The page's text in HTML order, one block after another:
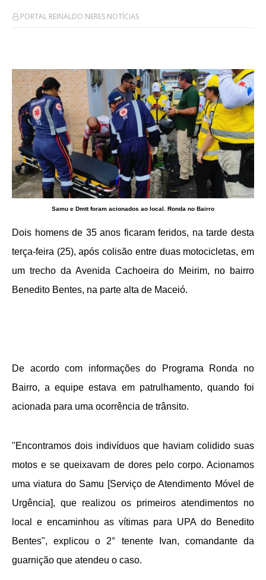
PORTAL REINALDO NERES NOTÍCIAS
Samu e Dmtt foram acionados ao local. Ronda no Bairro
Dois homens de 35 anos ficaram feridos, na tarde desta
terça-feira (25), após colisão entre duas motocicletas, em
um trecho da Avenida Cachoeira do Meirim, no bairro
Benedito Bentes, na parte alta de Maceió.
De acordo com informações do Programa Ronda no
Bairro, a equipe estava em patrulhamento, quando foi
acionada para uma ocorrência de trânsito.
"Encontramos dois indivíduos que haviam colidido suas
motos e se queixavam de dores pelo corpo. Acionamos
uma viatura do Samu [Serviço de Atendimento Móvel de
Urgência], que realizou os primeiros atendimentos no
local e encaminhou as vítimas para UPA do Benedito
Bentes", explicou o 2° tenente Ivan, comandante da
guarnição que atendeu o caso.